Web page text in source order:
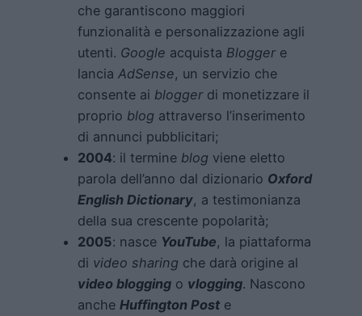
che garantiscono maggiori
funzionalità e personalizzazione agli
utenti. Google acquista Bloggere
lancia AdSense, un servizio che
consente ai bloggerdi monetizzare il
proprio blog attraverso l’inserimento
di annunci pubblicitari;
2004: il termine blog viene eletto
parola dell’anno dal dizionario Oxford
English Dictionary, a testimonianza
della sua crescente popolarità;
2005: nasce YouTube, la piattaforma
di video sharing che darà origine al
video blogging o vlogging. Nascono
anche Huffington Post e